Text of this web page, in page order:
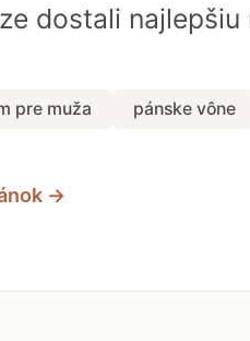
dostali
pre muža pánske vône
→